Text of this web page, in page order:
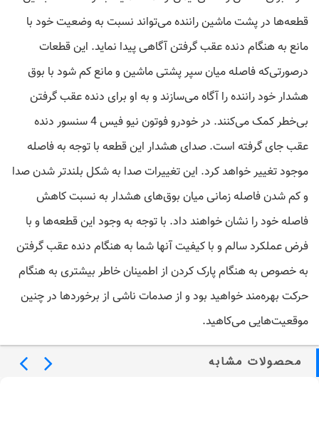
قطعه‌ها در پشت ماشین راننده می‌تواند نسبت به وضعیت خود با
مانع به هنگام دنده عقب گرفتن آگاهی پیدا نماید. این قطعات
درصورتی‌که فاصله میان سپر پشتی ماشین و مانع کم شود با بوق
هشدار خود راننده را آگاه می‌سازند و به او برای دنده عقب گرفتن
بی‌خطر کمک می‌کنند. در خودرو فوتون نیو فیس 4 سنسور دنده
عقب جای گرفته است. صدای هشدار این قطعه با توجه به فاصله
موجود تغییر خواهد کرد. این تغییرات صدا به شکل بلندتر شدن صدا
و کم شدن فاصله زمانی میان بوق‌های هشدار به نسبت کاهش
فاصله خود را نشان خواهند داد. با توجه به وجود این قطعه‌ها و با
فرض عملکرد سالم و با کیفیت آنها شما به هنگام دنده عقب گرفتن
به خصوص به هنگام پارک کردن از اطمینان خاطر بیشتری به هنگام
حرکت بهره‌مند خواهید بود و از صدمات ناشی از برخوردها در چنین
موقعیت‌هایی می‌کاهید.
محصولات مشابه